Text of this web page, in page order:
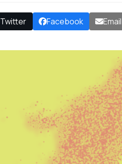
Twitter Facebook Email